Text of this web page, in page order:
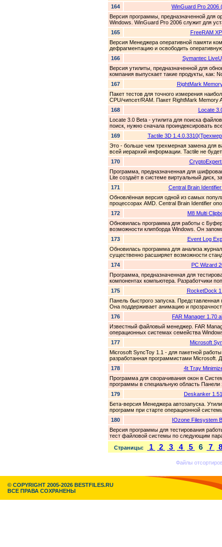
164
WinGuard Pro 2006
Версия программы, предназначенной для
Windows. WinGuard Pro 2006 служит для
165
FreeRAM
Версия Менеджера оперативной памяти
дефрагментацию и освободить
166
Symantec
Версия утилиты, предназначенной для
компания выпускает такие продукты, как:
167
RightMark
Пакет тестов для точного измерения
CPU/чипсет/RAM. Пакет RightMark Memory
168
Locate
Locate 3.0 Beta - утилита для поиска
поиск, нужно сначала проиндексировать
169
Tactile 3D
Это - больше чем трехмерная замена для
всей иерархий информации. Tactile не
170
Программа, предназначенная для
Lite создаёт в системе виртуальный диск,
171
Central Brain
Обновлённая версия одной из самых
процессорах AMD. Central Brain Identifier
172
M8 Multi
Обновилась программа для работы с
возможности клипборда Windows. Он
173
Event Log
Обновилась программа для анализа
существенно расширяет возможности
174
PC Wizard
Программа, предназначенная для
компонентах компьютера. Разработчики
175
RocketDock
Панель быстрого запуска.
Она поддерживает анимацию и
176
FAR Manager 1.70
Известный файловый менеджер. FAR
операционных системах семейства
177
Microsoft
Microsoft SyncToy 1.1 - для пакетной
разработанная программистами Microsoft.
178
4t Tray
Программа для сворачивания окон в
программы в специальную область
179
Deskanker
Бета-версия Менеджера автозапуска.
программ при старте операционной
180
IOzone Filesystem
Версия программы для тестирования
тест файловой системы по следующим
Страницы:
1 2 3 4 5 6 7
Файлы
© COPYRIGHT 2005-2026 BESTFILES.RU
ВСЕ ПРАВА СОХРАНЕНЫ